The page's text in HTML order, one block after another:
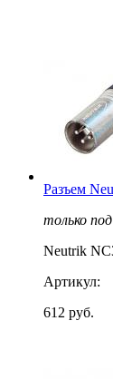
Разъем
только
Neutrik
Артикул:
612 руб.